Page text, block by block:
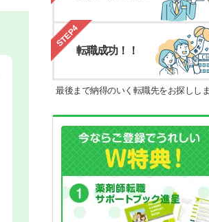
STEP4
転職成功！！
最後まで納得のいく転職先をお探ししま